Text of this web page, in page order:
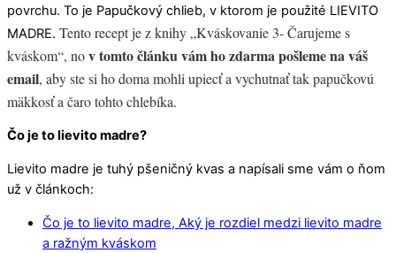
povrchu. To je Papučkový chlieb, v ktorom je použité LIEVITO
MADRE. Tento recept je z knihy „Kváskovanie 3- Čarujeme s
kváskom“, nov tomto článku vám ho zdarma pošleme na váš
email, aby ste si ho doma mohli upiecť a vychutnať tak papučkovú
mäkkosť a čaro tohto chlebíka.
Čo je to lievito madre?
Lievito madre je tuhý pšeničný kvas a napísali sme vám o ňom
už v článkoch:
Čo je to lievito madre, Aký je rozdiel medzi lievito madre
a ražným kváskom